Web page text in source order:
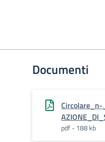
Documenti
pdf - 188 kb